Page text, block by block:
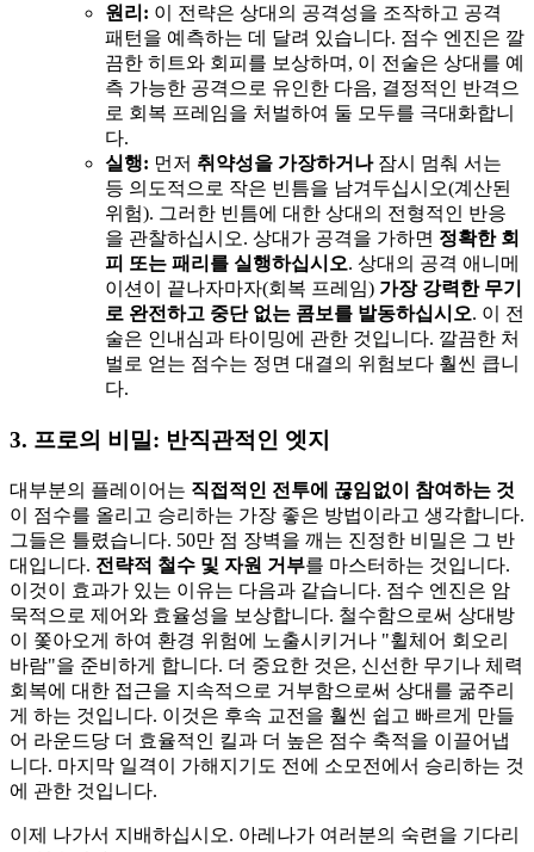
원리: 이 전략은 상대의 공격성을 조작하고 공격
패턴을 예측하는 데 달려 있습니다. 점수 엔진은 깔
끔한 히트와 회피를 보상하며, 이 전술은 상대를 예
측 가능한 공격으로 유인한 다음, 결정적인 반격으
로 회복 프레임을 처벌하여 둘 모두를 극대화합니
다.
실행: 먼저 취약성을 가장하거나잠시 멈춰 서는
등 의도적으로 작은 빈틈을 남겨두십시오(계산된
위험). 그러한 빈틈에 대한 상대의 전형적인 반응
을 관찰하십시오. 상대가 공격을 가하면 정확한 회
피 또는 패리를 실행하십시오. 상대의 공격 애니메
이션이 끝나자마자(회복 프레임) 가장 강력한 무기
로 완전하고 중단 없는 콤보를 발동하십시오. 이 전
술은 인내심과 타이밍에 관한 것입니다. 깔끔한 처
벌로 얻는 점수는 정면 대결의 위험보다 훨씬 큽니
다.
3. 프로의 비밀: 반직관적인 엣지
대부분의 플레이어는 직접적인 전투에 끊임없이 참여하는 것
이 점수를 올리고 승리하는 가장 좋은 방법이라고 생각합니다.
그들은 틀렸습니다. 50만 점 장벽을 깨는 진정한 비밀은 그 반
대입니다. 전략적 철수 및 자원 거부를 마스터하는 것입니다.
이것이 효과가 있는 이유는 다음과 같습니다. 점수 엔진은 암
묵적으로 제어와 효율성을 보상합니다. 철수함으로써 상대방
이 쫓아오게 하여 환경 위험에 노출시키거나 "휠체어 회오리
바람"을 준비하게 합니다. 더 중요한 것은, 신선한 무기나 체력
회복에 대한 접근을 지속적으로 거부함으로써 상대를 굶주리
게 하는 것입니다. 이것은 후속 교전을 훨씬 쉽고 빠르게 만들
어 라운드당 더 효율적인 킬과 더 높은 점수 축적을 이끌어냅
니다. 마지막 일격이 가해지기도 전에 소모전에서 승리하는 것
에 관한 것입니다.
이제 나가서 지배하십시오. 아레나가 여러분의 숙련을 기다리